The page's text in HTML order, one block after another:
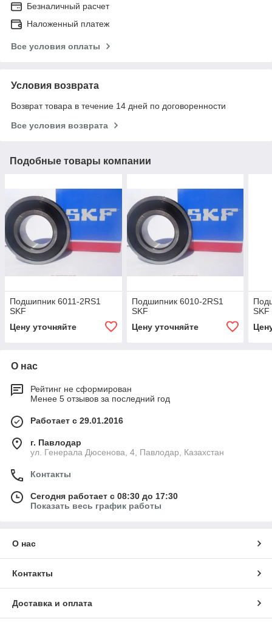
Безналичный расчет
Наложенный платеж
Все условия оплаты
Условия возврата
Возврат товара в течение 14 дней по договоренности
Все условия возврата
Подобные товары компании
Подшипник 6011-2RS1
SKF
Цену уточняйте
Подшипник 6010-2RS1
SKF
Цену уточняйте
SKF
О нас
Рейтинг не сформирован
Менее 5 отзывов за последний год
Работает с 29.01.2016
г. Павлодар
ул. Генерала Дюсенова, 4, Павлодар, Казахстан
Контакты
Сегодня работает с 08:30 до 17:30
Показать весь график работы
О нас
Контакты
Доставка и оплата